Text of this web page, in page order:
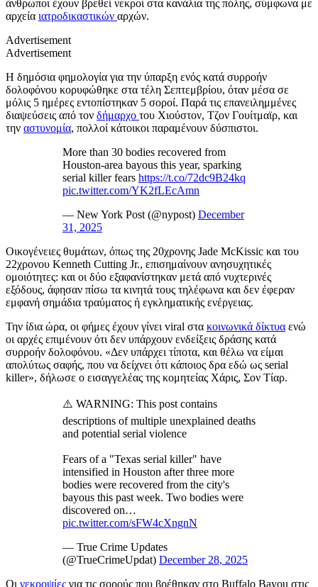
άνθρωποι έχουν βρεθεί νεκροί στα κανάλια της πόλης, σύμφωνα με
αρχεία ιατροδικαστικών αρχών.
Advertisement
Advertisement
Η δημόσια φημολογία για την ύπαρξη ενός κατά συρροήν
δολοφόνου κορυφώθηκε στα τέλη Σεπτεμβρίου, όταν μέσα σε
μόλις 5 ημέρες εντοπίστηκαν 5 σοροί. Παρά τις επανειλημμένες
διαψεύσεις από τον δήμαρχο του Χιούστον, Τζον Γουίτμαϊρ, και
την αστυνομία, πολλοί κάτοικοι παραμένουν δύσπιστοι.
More than 30 bodies recovered from
Houston-area bayous this year, sparking
serial killer fears https://t.co/72dc9B24kq
pic.twitter.com/YK2fLEcAmn
— New York Post (@nypost) December
31, 2025
Οικογένειες θυμάτων, όπως της 20χρονης Jade McKissic και του
22χρονου Kenneth Cutting Jr., επισημαίνουν ανησυχητικές
ομοιότητες: και οι δύο εξαφανίστηκαν μετά από νυχτερινές
εξόδους, άφησαν πίσω τα κινητά τους τηλέφωνα και δεν έφεραν
εμφανή σημάδια τραύματος ή εγκληματικής ενέργειας.
Την ίδια ώρα, οι φήμες έχουν γίνει viral στα κοινωνικά δίκτυα ενώ
οι αρχές επιμένουν ότι δεν υπάρχουν ενδείξεις δράσης κατά
συρροήν δολοφόνου. «Δεν υπάρχει τίποτα, και θέλω να είμαι
απολύτως σαφής, που να δείχνει ότι κάποιος δρα εδώ ως serial
killer», δήλωσε ο εισαγγελέας της κομητείας Χάρις, Σον Τίαρ.
⚠️ WARNING: This post contains
descriptions of multiple unexplained deaths
and potential serial violence
Fears of a "Texas serial killer" have
intensified in Houston after three more
bodies were recovered from the city's
bayous this past week. Two bodies were
discovered on…
pic.twitter.com/sFW4cXngnN
— True Crime Updates
(@TrueCrimeUpdat) December 28, 2025
Οι νεκροψίες για τις σορούς που βρέθηκαν στο Buffalo Bayou στις